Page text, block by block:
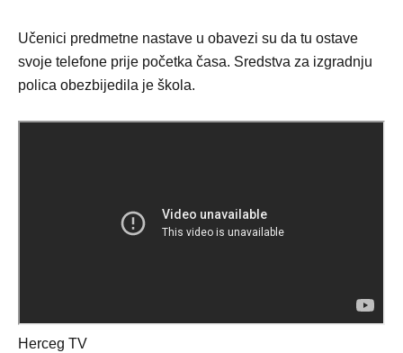
Učenici predmetne nastave u obavezi su da tu ostave
svoje telefone prije početka časa. Sredstva za izgradnju
polica obezbijedila je škola.
Herceg TV